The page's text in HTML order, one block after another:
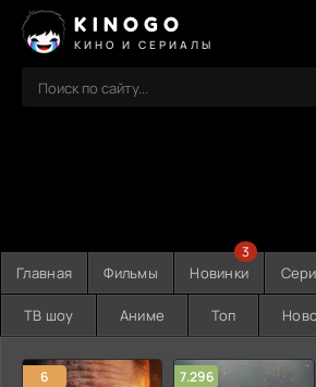
KINOGO
КИНО И СЕРИАЛЫ
Главная Фильмы Новинки
3
ТВ шоу Аниме Топ
6 7.296